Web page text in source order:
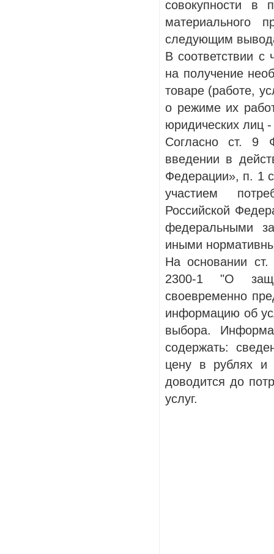
совокупности в
материального
следующим
В соответствии
на получение
товаре (работе,
о режиме их
юридических лиц
Согласно ст. 9
введении в
Федерации», п. 1
участием
Российской
федеральными
иными
На основании
2300-1 "О
своевременно
информацию об
выбора.
содержать:
цену в рублях и
доводится до
услуг.